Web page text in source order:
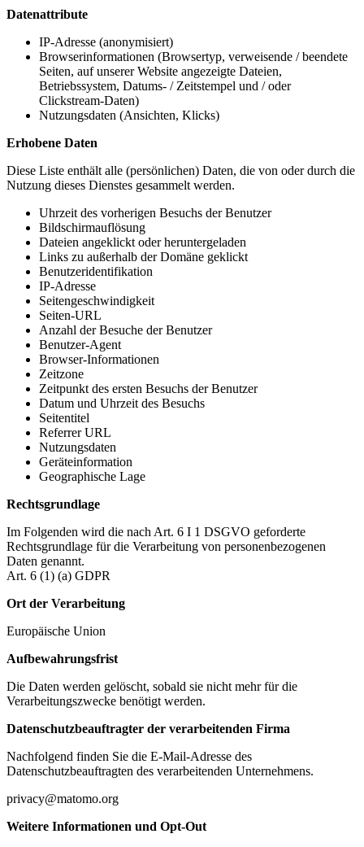
Datenattribute
IP-Adresse (anonymisiert)
Browserinformationen (Browsertyp, verweisende / beendete
Seiten, auf unserer Website angezeigte Dateien,
Betriebssystem, Datums- / Zeitstempel und / oder
Clickstream-Daten)
Nutzungsdaten (Ansichten, Klicks)
Erhobene Daten
Diese Liste enthält alle (persönlichen) Daten, die von oder durch die
Nutzung dieses Dienstes gesammelt werden.
Uhrzeit des vorherigen Besuchs der Benutzer
Bildschirmauflösung
Dateien angeklickt oder heruntergeladen
Links zu außerhalb der Domäne geklickt
Benutzeridentifikation
IP-Adresse
Seitengeschwindigkeit
Seiten-URL
Anzahl der Besuche der Benutzer
Benutzer-Agent
Browser-Informationen
Zeitzone
Zeitpunkt des ersten Besuchs der Benutzer
Datum und Uhrzeit des Besuchs
Seitentitel
Referrer URL
Nutzungsdaten
Geräteinformation
Geographische Lage
Rechtsgrundlage
Im Folgenden wird die nach Art. 6 I 1 DSGVO geforderte
Rechtsgrundlage für die Verarbeitung von personenbezogenen
Daten genannt.
Art. 6 (1) (a) GDPR
Ort der Verarbeitung
Europäische Union
Aufbewahrungsfrist
Die Daten werden gelöscht, sobald sie nicht mehr für die
Verarbeitungszwecke benötigt werden.
Datenschutzbeauftragter der verarbeitenden Firma
Nachfolgend finden Sie die E-Mail-Adresse des
Datenschutzbeauftragten des verarbeitenden Unternehmens.
privacy@matomo.org
Weitere Informationen und Opt-Out